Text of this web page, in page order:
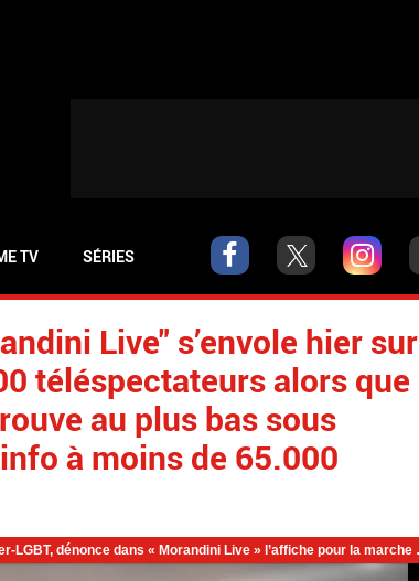
TV SÉRIES
Live" s’envole hier sur
téléspectateurs alors que
au plus bas sous
à moins de 65.000